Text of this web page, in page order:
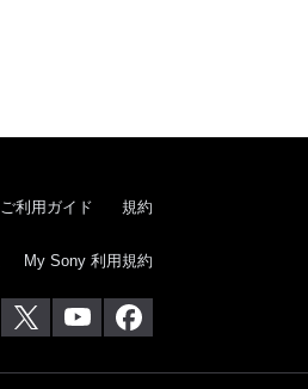
ご利用ガイド 規約
My Sony 利用規約